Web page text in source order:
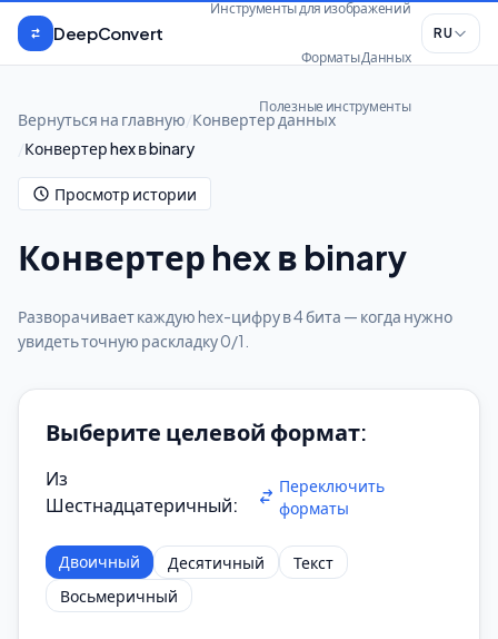
Перейти к содержимому
DeepConvert
Инструменты для изображений
Форматы Данных
Полезные инструменты
RU
Вернуться на главную Конвертер данных
Конвертер hex в binary
Просмотр истории
Конвертер hex в binary
Разворачивает каждую hex-цифру в 4 бита — когда нужно
увидеть точную раскладку 0/1.
Выберите целевой формат:
Из
Шестнадцатеричный:
Переключить
форматы
Двоичный Десятичный
Текст
Восьмеричный